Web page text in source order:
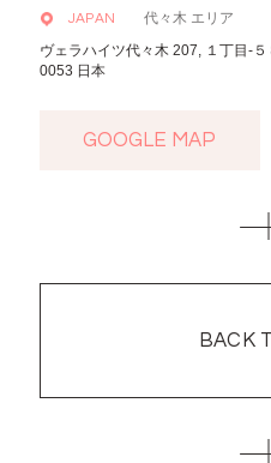
JAPAN
代々木 エリア
ヴェラハイツ代々木 207, １丁目-
0053 日本
GOOGLE MAP
GOOGLE MAP
BACK
BACK